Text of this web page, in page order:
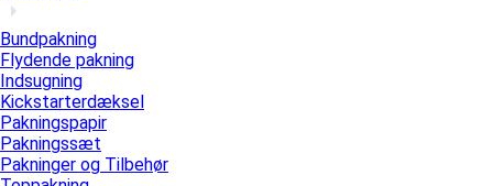
Bundpakning
Flydende pakning
Indsugning
Kickstarterdæksel
Pakningspapir
Pakningssæt
Pakninger og Tilbehør